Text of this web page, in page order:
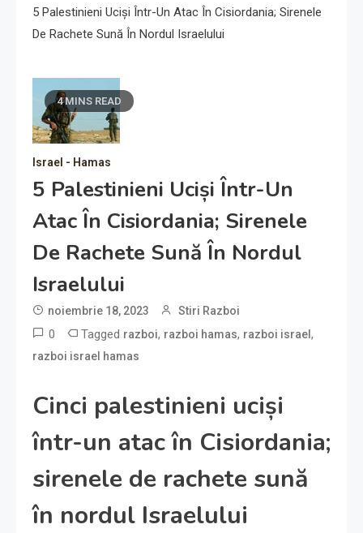
5 Palestinieni Uciși Într-Un Atac În Cisiordania; Sirenele
De Rachete Sună În Nordul Israelului
4 MINS READ
Israel - Hamas
5 Palestinieni Uciși Într-Un
Atac În Cisiordania; Sirenele
De Rachete Sună În Nordul
Israelului
noiembrie 18, 2023 Stiri Razboi
0 Tagged razboi, razboi hamas, razboi israel ,
razboi israel hamas
Cinci palestinieni uciși
într-un atac în Cisiordania;
sirenele de rachete sună
în nordul Israelului